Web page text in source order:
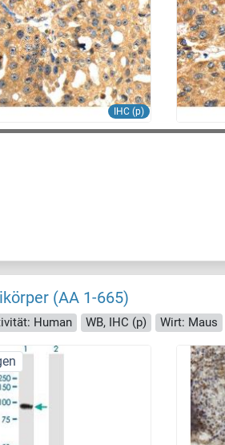
IHC (p)
(AA 1-665)
Human WB, IHC (p) Wirt: Maus